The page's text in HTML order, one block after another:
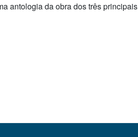
antologia da obra dos três principais